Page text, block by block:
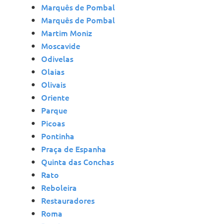
Marquês de Pombal
Marquês de Pombal
Martim Moniz
Moscavide
Odivelas
Olaias
Olivais
Oriente
Parque
Picoas
Pontinha
Praça de Espanha
Quinta das Conchas
Rato
Reboleira
Restauradores
Roma